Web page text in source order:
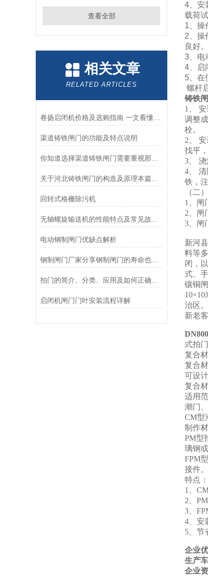
查看全部
相关文章
RELATED ARTICLES
卷扬启闭机价格及选购指南 一文看懂影响因素
渠道铸铁闸门的功能及特点说明
回转式格栅除污机
电动钢制闸门优缺点解析
钢制闸门厂家分享钢制闸门的寿命也是有限的
启闭机闸门门叶安装流程详解
4、安
载荷
1、操
2、操
良好。
3、电
4、启
5、在
螺杆
铸铁
1、
调整
栓。
2、
找平
3、
4、
铁，
（二
1、闸
2、闸
3、闸
新河
料等
闭，
式、
镶铜
治区
新老
式拍
复合
复合
可设
复合
适用范
潮门
CM型
制作
PM型
璃钢
FPM
接件。
特点：
1、
2、
3、
4、安
5、节
企业
生产
企业